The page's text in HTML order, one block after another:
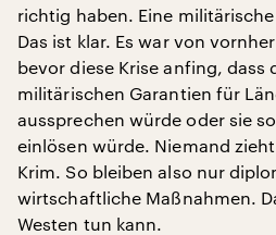
richtig haben. Eine
Das ist klar. Es war von
bevor diese Krise anfing, dass
militärischen Garantien für
aussprechen würde oder sie
einlösen würde. Niemand
Krim. So bleiben also nur
wirtschaftliche Maßnahmen.
Westen tun kann.